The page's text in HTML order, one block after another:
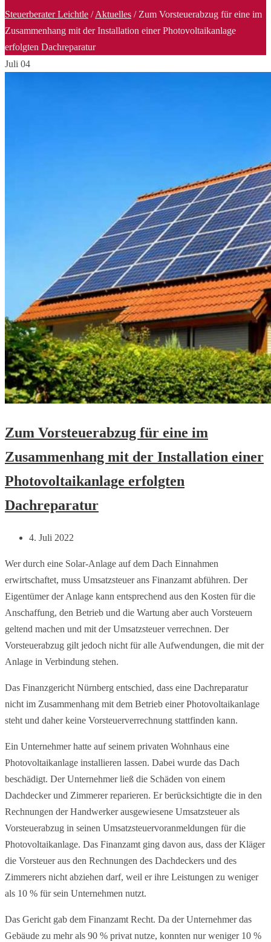
Steuerberater Leichtle /Aktuelles / Zum Vorsteuerabzug für eine im
Zusammenhang mit der Installation einer Photovoltaikanlage
erfolgten Dachreparatur
Juli 04
Zum Vorsteuerabzug für eine im
Zusammenhang mit der Installation einer
Photovoltaikanlage erfolgten
Dachreparatur
4. Juli 2022
Wer durch eine Solar-Anlage auf dem Dach Einnahmen
erwirtschaftet, muss Umsatzsteuer ans Finanzamt abführen. Der
Eigentümer der Anlage kann entsprechend aus den Kosten für die
Anschaffung, den Betrieb und die Wartung aber auch Vorsteuern
geltend machen und mit der Umsatzsteuer verrechnen. Der
Vorsteuerabzug gilt jedoch nicht für alle Aufwendungen, die mit der
Anlage in Verbindung stehen.
Das Finanzgericht Nürnberg entschied, dass eine Dachreparatur
nicht im Zusammenhang mit dem Betrieb einer Photovoltaikanlage
steht und daher keine Vorsteuerverrechnung stattfinden kann.
Ein Unternehmer hatte auf seinem privaten Wohnhaus eine
Photovoltaikanlage installieren lassen. Dabei wurde das Dach
beschädigt. Der Unternehmer ließ die Schäden von einem
Dachdecker und Zimmerer reparieren. Er berücksichtigte die in den
Rechnungen der Handwerker ausgewiesene Umsatzsteuer als
Vorsteuerabzug in seinen Umsatzsteuervoranmeldungen für die
Photovoltaikanlage. Das Finanzamt ging davon aus, dass der Kläger
die Vorsteuer aus den Rechnungen des Dachdeckers und des
Zimmerers nicht abziehen darf, weil er ihre Leistungen zu weniger
als 10 % für sein Unternehmen nutzt.
Das Gericht gab dem Finanzamt Recht. Da der Unternehmer das
Gebäude zu mehr als 90 % privat nutze, konnten nur weniger 10 %